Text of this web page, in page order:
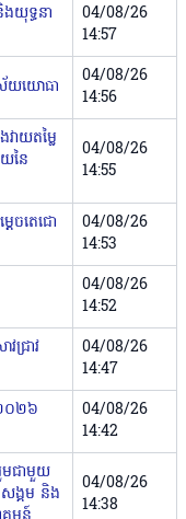
យុទ្ធនា
04/08/26
14:57
ស័យយោធា
04/08/26
14:56
ាយតម្លៃ
នៃ
04/08/26
14:55
េចតេជោ
04/08/26
14:53
04/08/26
14:52
ជ្រាវ
04/08/26
14:47
២០២៦
04/08/26
14:42
រួមជាមួយ
សង្គម និង
04/08/26
14:38